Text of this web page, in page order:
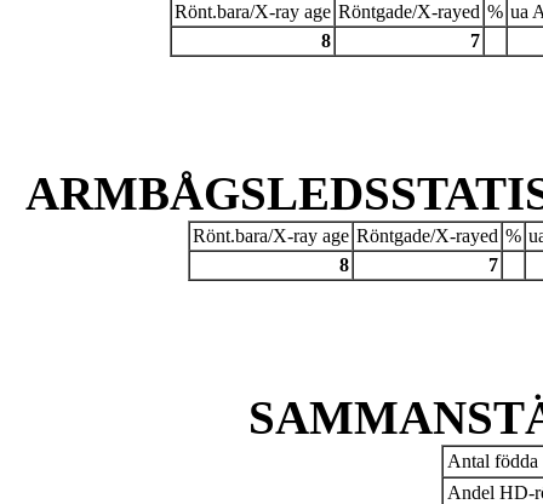
Rönt.bara/X-ray age Röntgade/X-rayed % ua
8
7
Rönt.bara/X-ray age Röntgade/X-rayed %
8
7
Antal födda
Andel HD-